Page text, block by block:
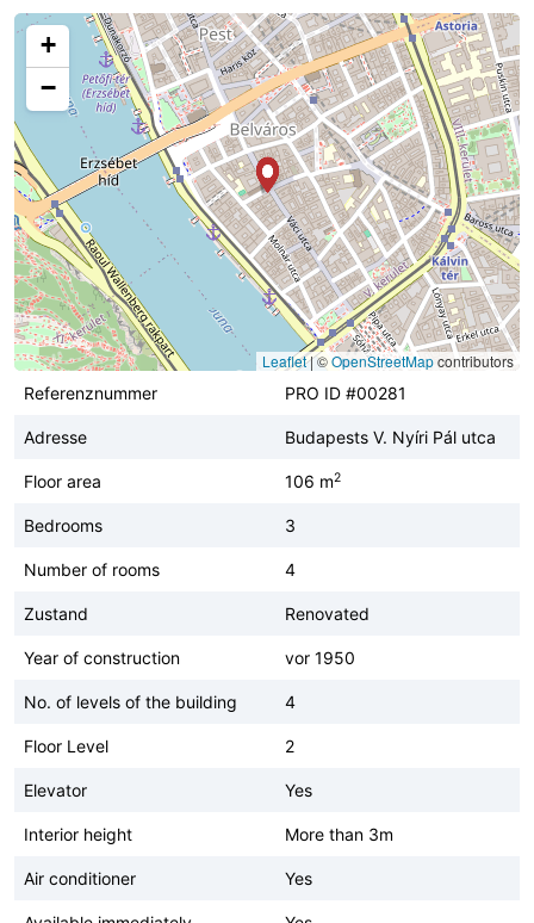
+
−
Leaflet|©OpenStreetMapcontributors
Referenznummer
PRO ID #00281
Adresse Budapests V. Nyíri Pál utca
Floor area 106 m2
Bedrooms 3
Number of rooms 4
Zustand Renovated
Year of construction vor 1950
No. of levels of the building 4
Floor Level 2
Elevator Yes
Interior height More than 3m
Air conditioner Yes